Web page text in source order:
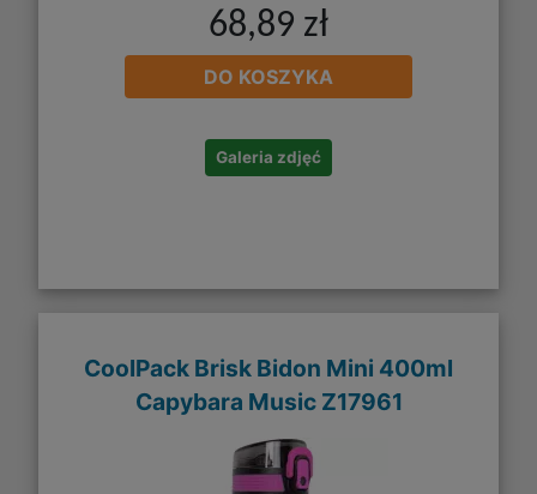
68,89 zł
DO KOSZYKA
Galeria zdjęć
CoolPack Brisk Bidon Mini 400ml
Capybara Music Z17961